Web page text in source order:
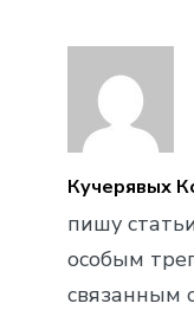
Кучерявых
пишу
особым
связанным